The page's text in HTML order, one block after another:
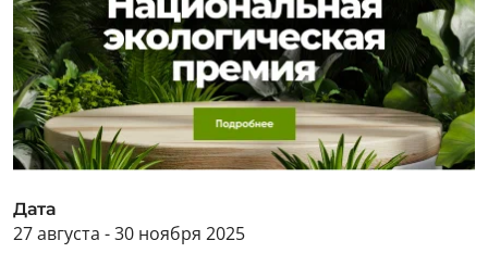
Дата
27 августа - 30 ноября 2025